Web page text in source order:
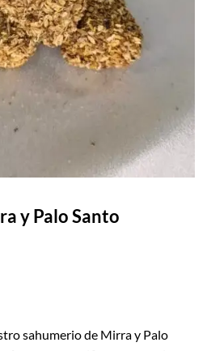
y Palo Santo
sahumerio de Mirra y Palo